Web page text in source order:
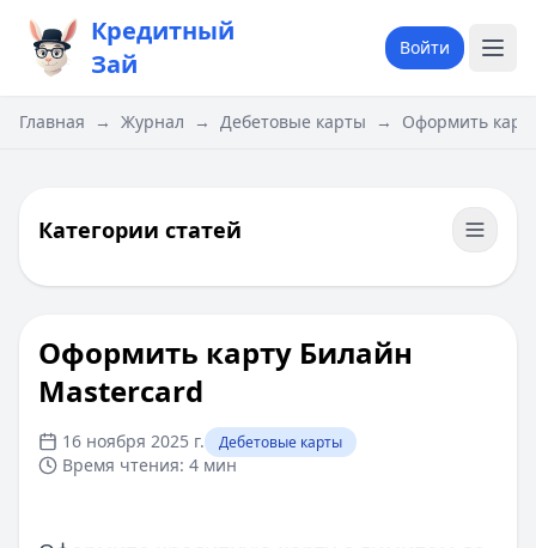
Кредитный
Зай
Войти
Главная → Журнал → Дебетовые карты → Оформить
Категории статей
Оформить карту Билайн
Mastercard
16 ноября 2025 г. Дебетовые карты
Время чтения: 4 мин